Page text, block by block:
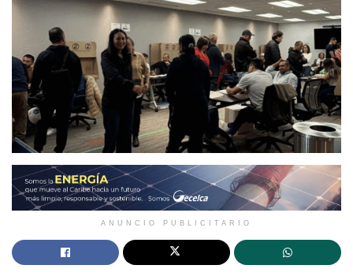
ANUNCIO PUBLICITARIO